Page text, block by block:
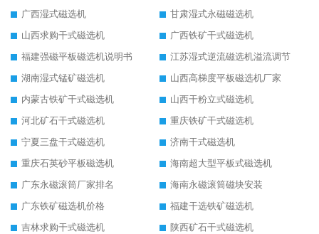
广西湿式磁选机
甘肃湿式永磁磁选机
山西求购干式磁选机
广西铁矿干式磁选机
福建强磁平板磁选机说明书
江苏湿式逆流磁选机溢流调节
湖南湿式锰矿磁选机
山西高梯度平板磁选机厂家
内蒙古铁矿干式磁选机
山西干粉立式磁选机
河北矿石干式磁选机
重庆铁矿干式磁选机
宁夏三盘干式磁选机
济南干式磁选机
重庆石英砂平板磁选机
海南超大型平板式磁选机
广东永磁滚筒厂家排名
海南永磁滚筒磁块安装
广东铁矿磁选机价格
福建干选铁矿磁选机
吉林求购干式磁选机
陕西矿石干式磁选机